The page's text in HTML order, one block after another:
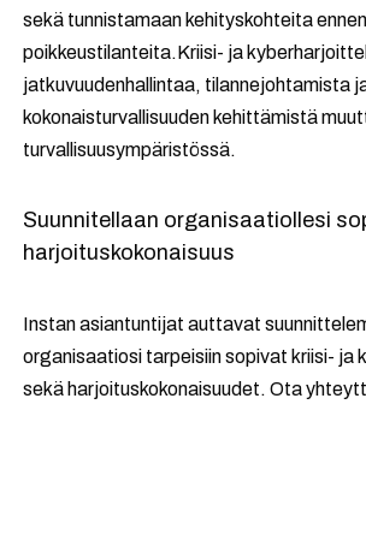
sekä tunnistamaan kehityskohteita
poikkeustilanteita.Kriisi- ja
jatkuvuudenhallintaa, tilannejohtamista
kokonaisturvallisuuden kehittämistä
turvallisuusympäristössä.
Suunnitellaan organisaatiollesi
harjoituskokonaisuus
Instan asiantuntijat auttavat
organisaatiosi tarpeisiin sopivat kriisi- ja
sekä harjoituskokonaisuudet. Ota